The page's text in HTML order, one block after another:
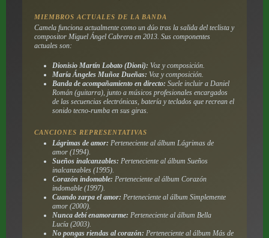
MIEMBROS ACTUALES DE LA BANDA
Camela funciona actualmente como un dúo tras la salida del teclista y
compositor Miguel Ángel Cabrera en 2013. Sus componentes
actuales son:
Dionisio Martín Lobato (Dioni): Voz y composición.
María Ángeles Muñoz Dueñas: Voz y composición.
Banda de acompañamiento en directo: Suele incluir a Daniel
Román (guitarra), junto a músicos profesionales encargados
de las secuencias electrónicas, batería y teclados que recrean el
sonido tecno-rumba en sus giras.
CANCIONES REPRESENTATIVAS
Lágrimas de amor: Perteneciente al álbum Lágrimas de
amor(1994).
Sueños inalcanzables: Perteneciente al álbum Sueños
inalcanzables(1995).
Corazón indomable: Perteneciente al álbum Corazón
indomable(1997).
Cuando zarpa el amor: Perteneciente al álbum Simplemente
amor(2000).
Nunca debí enamorarme: Perteneciente al álbum Bella
Lucía(2003).
No pongas riendas al corazón: Perteneciente al álbum Más de